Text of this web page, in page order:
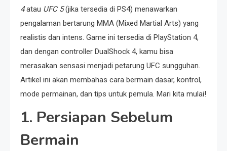
4atau UFC 5(jika tersedia di PS4) menawarkan
pengalaman bertarung MMA (Mixed Martial Arts) yang
realistis dan intens. Game ini tersedia di PlayStation 4,
dan dengan controller DualShock 4, kamu bisa
merasakan sensasi menjadi petarung UFC sungguhan.
Artikel ini akan membahas cara bermain dasar, kontrol,
mode permainan, dan tips untuk pemula. Mari kita mulai!
1. Persiapan Sebelum
Bermain